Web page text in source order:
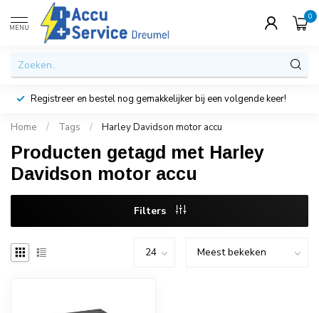
MENU
0
Registreer en bestel nog gemakkelijker bij een volgende keer!
Home / Tags / Harley Davidson motor accu
Producten getagd met Harley
Davidson motor accu
Filters